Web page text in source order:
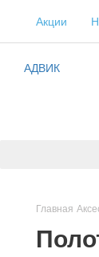
Акции
АДВИК
Главная